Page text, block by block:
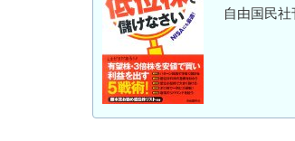
自由国民社